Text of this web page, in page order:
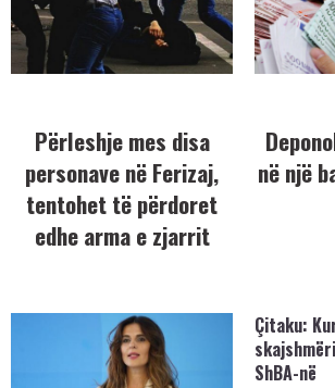
Përleshje mes disa
personave në Ferizaj,
tentohet të përdoret
edhe arma e zjarrit
në një
Çitaku:
ShBA-në